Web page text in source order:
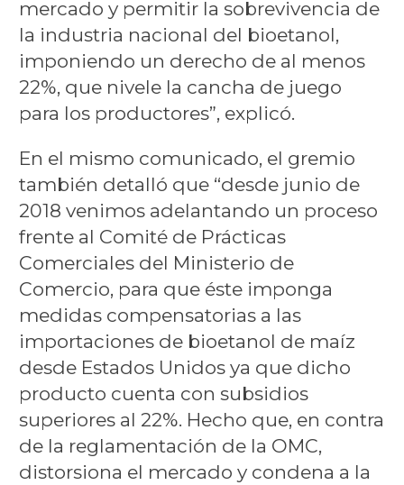
mercado y permitir la sobrevivencia de
la industria nacional del bioetanol,
imponiendo un derecho de al menos
22%, que nivele la cancha de juego
para los productores”, explicó.
En el mismo comunicado, el gremio
también detalló que “desde junio de
2018 venimos adelantando un proceso
frente al Comité de Prácticas
Comerciales del Ministerio de
Comercio, para que éste imponga
medidas compensatorias a las
importaciones de bioetanol de maíz
desde Estados Unidos ya que dicho
producto cuenta con subsidios
superiores al 22%. Hecho que, en contra
de la reglamentación de la OMC,
distorsiona el mercado y condena a la